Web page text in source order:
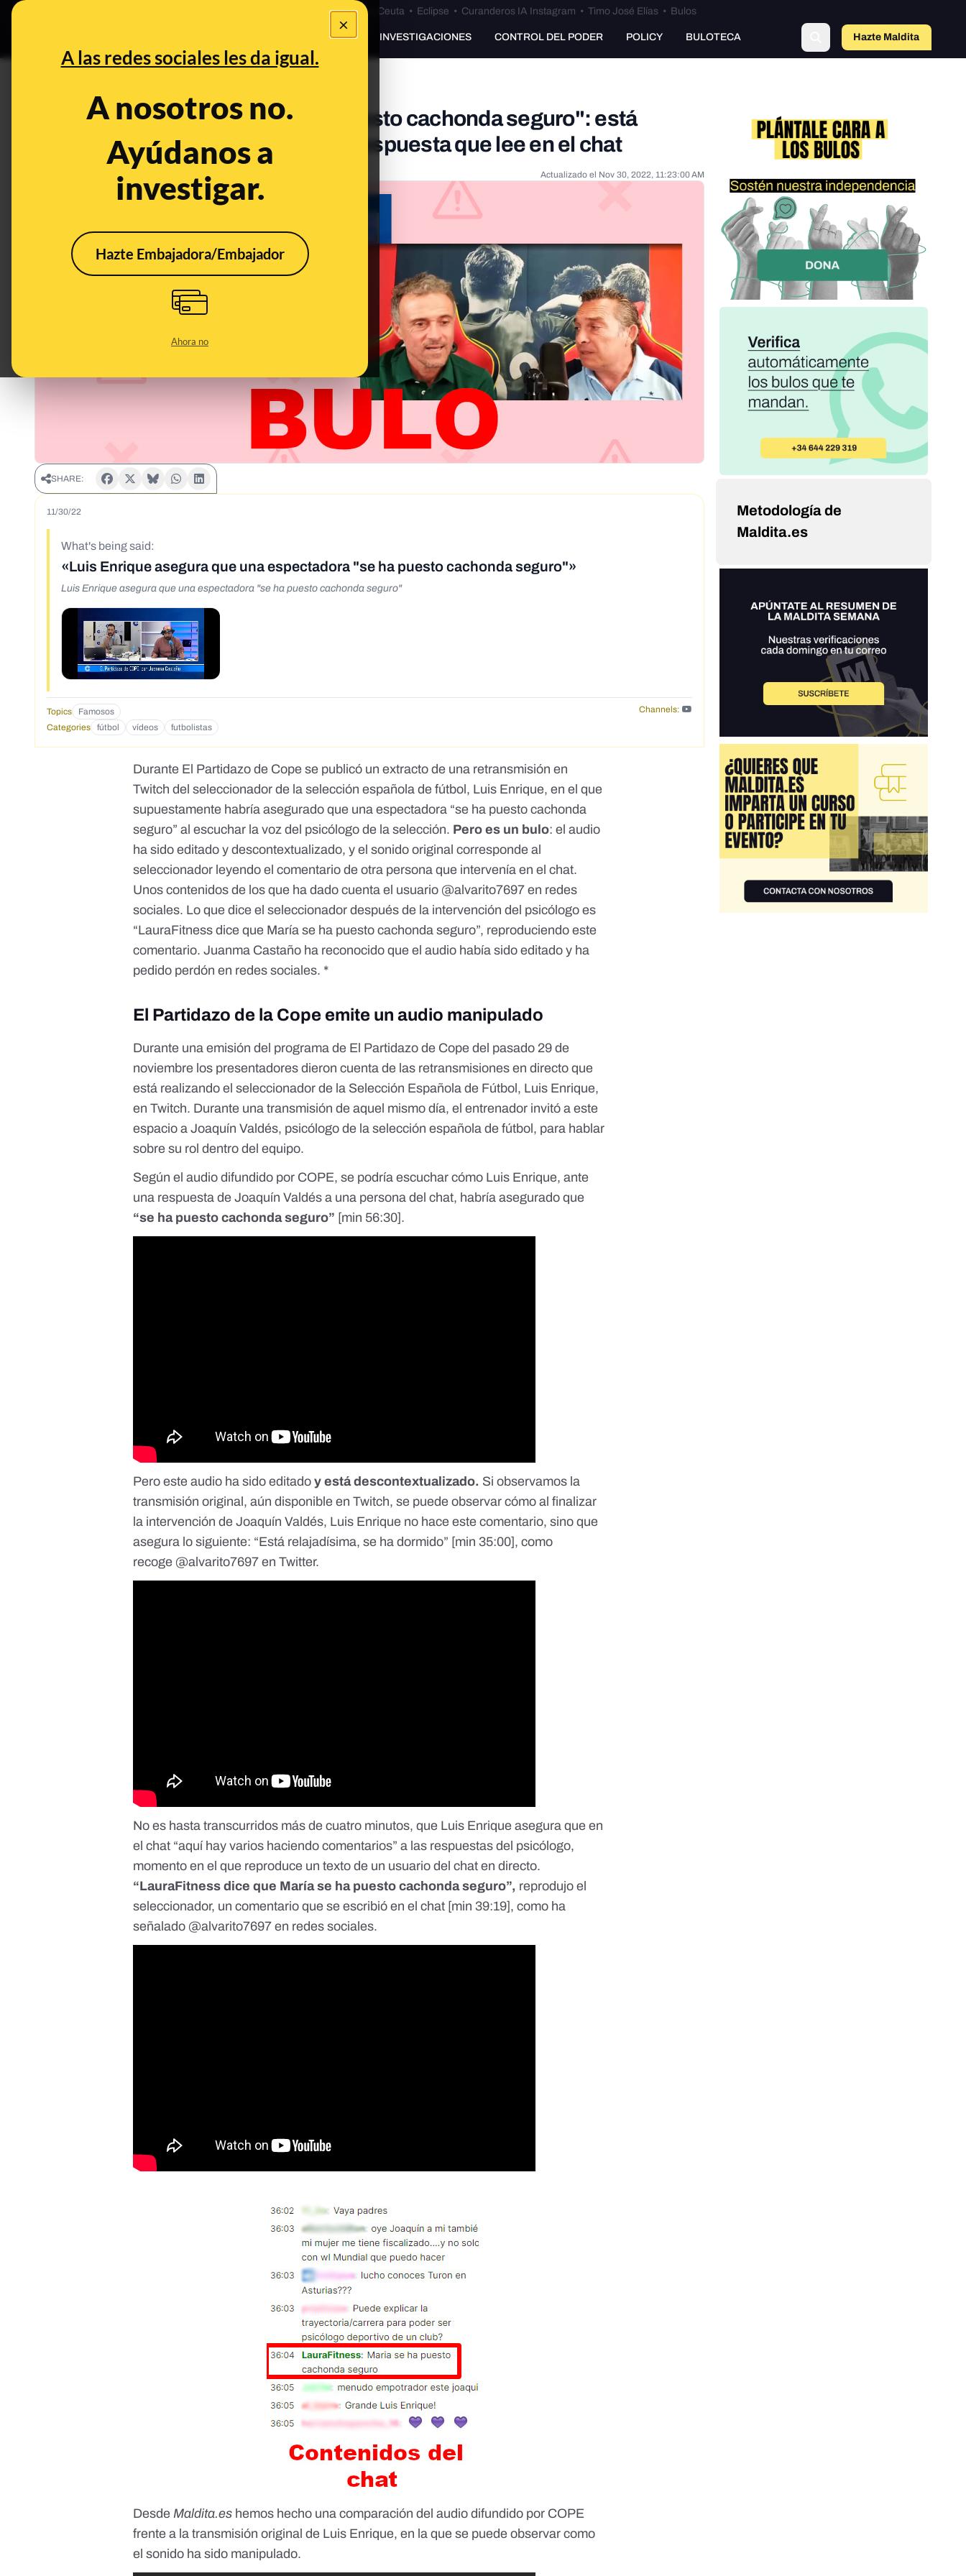
×
A las redes sociales les da igual.
A nosotros no.
Ayúdanos a
investigar.
Hazte Embajadora/Embajador
Ahora no
Especial Ceuta•Bulos Ceuta • Eclipse • Curanderos IA Instagram • Timo José Elías • Bulos
PREBUNKING INVESTIGACIONES CONTROL DEL PODER POLICY BULOTECA Hazte Maldita
El audio de Luis Enrique "se ha puesto cachonda seguro": está
manipulado y corresponde a una respuesta que lee en el chat
Nov 30, 2022, 10:24:23 AM Actualizado el Nov 30, 2022, 11:23:00 AM
SHARE:
11/30/22
What's being said:
«Luis Enrique asegura que una espectadora "se ha puesto cachonda seguro"»
Luis Enrique asegura que una espectadora "se ha puesto cachonda seguro"
Topics Famosos
Channels:
Categories
fútbol vídeos futbolistas
Durante El Partidazo de Cope se publicó un extracto de una retransmisión en
Twitch del seleccionador de la selección española de fútbol, Luis Enrique, en el que
supuestamente habría asegurado que una espectadora “se ha puesto cachonda
seguro” al escuchar la voz del psicólogo de la selección. Pero es un bulo: el audio
ha sido editado y descontextualizado, y el sonido original corresponde al
seleccionador leyendo el comentario de otra persona que intervenía en el chat.
Unos contenidosde los que ha dado cuenta el usuario @alvarito7697 en redes
sociales. Lo que dice el seleccionador después de la intervención del psicólogo es
“LauraFitness dice que María se ha puesto cachonda seguro”, reproduciendo este
comentario. Juanma Castaño ha reconocido que el audio había sido editado y ha
pedido perdón en redes sociales. *
El Partidazo de la Cope emite un audio manipulado
Durante una emisión del programa de El Partidazo de Cope del pasado 29 de
noviembre los presentadores dieron cuenta de las retransmisiones en directo que
está realizando el seleccionador de la Selección Española de Fútbol, Luis Enrique,
en Twitch. Durante una transmisión de aquel mismo día, el entrenador invitó a este
espacio a Joaquín Valdés, psicólogo de la selección española de fútbol, para hablar
sobre su rol dentro del equipo.
Según el audio difundido por COPE, se podría escuchar cómo Luis Enrique, ante
una respuesta de Joaquín Valdés a una persona del chat, habría asegurado que
“se ha puesto cachonda seguro” [min 56:30].
Pero este audio ha sido editadoy está descontextualizado. Si observamos la
transmisión original , aún disponible en Twitch, se puede observar cómo al finalizar
la intervención de Joaquín Valdés, Luis Enrique no hace este comentario, sino que
asegura lo siguiente: “Está relajadísima, se ha dormido” [min 35:00], como
recoge @alvarito7697 en Twitter.
No es hasta transcurridos más de cuatro minutos, que Luis Enrique asegura que en
el chat “aquí hay varios haciendo comentarios” a las respuestas del psicólogo,
momento en el que reproduce un texto de un usuario del chat en directo.
“LauraFitness dice que María se ha puesto cachonda seguro”, reprodujo el
seleccionador, un comentario que se escribió en el chat [min 39:19], como ha
señalado @alvarito7697 en redes sociales.
DesdeMaldita.es hemos hecho una comparación del audio difundido por COPE
frente a la transmisión original de Luis Enrique, en la que se puede observar como
el sonido ha sido manipulado.
Metodología de
Maldita.es